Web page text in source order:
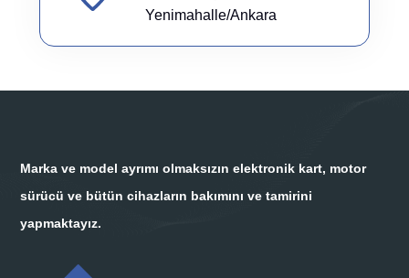
Yenimahalle/Ankara
Marka ve model ayrımı olmaksızın elektronik kart, motor
sürücü ve bütün cihazların bakımını ve tamirini
yapmaktayız.